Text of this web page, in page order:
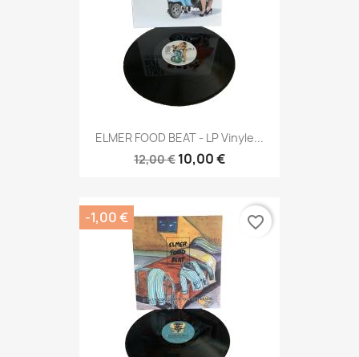
ELMER FOOD BEAT - LP Vinyle...
12,00 € 10,00 €
-1,00 € favorite_border